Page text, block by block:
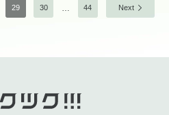
29 30 44 Next